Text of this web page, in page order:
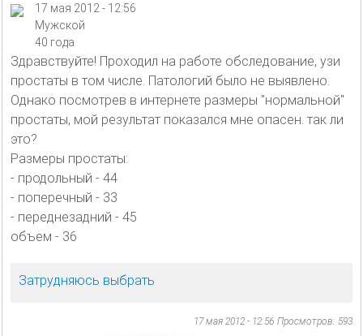
17 мая 2012 - 12:56
Мужской
40 года
Здравствуйте! Проходил на работе обследование, узи
простаты в том числе. Патологий было не выявлено.
Однако посмотрев в интернете размеры "нормальной"
простаты, мой результат показался мне опасен. так ли
это?
Размеры простаты:
- продольный - 44
- поперечный - 33
- переднезадний - 45
объем - 36
Затрудняюсь выбрать
17 мая 2012 - 12:56 Просмотров: 593